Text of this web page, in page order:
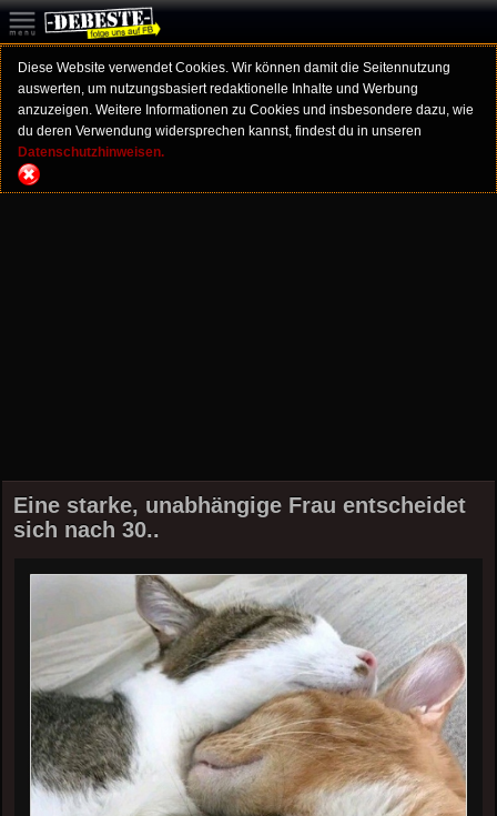
Diese Website verwendet Cookies. Wir können damit die Seitennutzung
auswerten, um nutzungsbasiert redaktionelle Inhalte und Werbung
anzuzeigen. Weitere Informationen zu Cookies und insbesondere dazu, wie
du deren Verwendung widersprechen kannst, findest du in unseren
Datenschutzhinweisen.
Eine starke, unabhängige Frau entscheidet
sich nach 30..